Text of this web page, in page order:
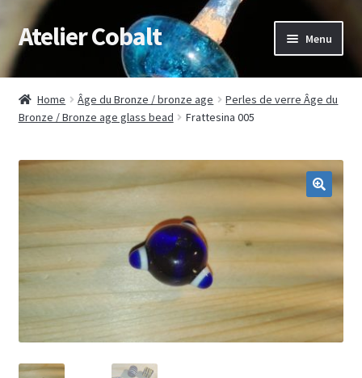
Skip
to
Skip
to
Atelier Cobalt Menu
Démonstrations / médiation
child
Muséographie
menu
Stages
Expand
child
menu
Boutique/Shop
Home Âge du Bronze / bronze age
Perles de verre Âge du
Bronze / Bronze age glass bead
Frattesina 005